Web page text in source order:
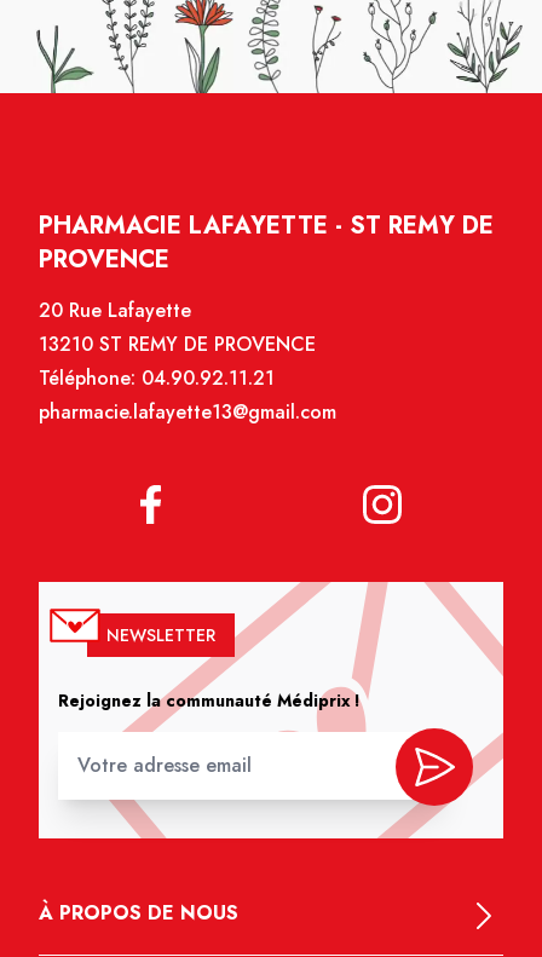
PHARMACIE LAFAYETTE - ST REMY DE
PROVENCE
20 Rue Lafayette
13210 ST REMY DE PROVENCE
Téléphone: 04.90.92.11.21
pharmacie.lafayette13@gmail.com
NEWSLETTER
Rejoignez la communauté Médiprix !
À PROPOS DE NOUS